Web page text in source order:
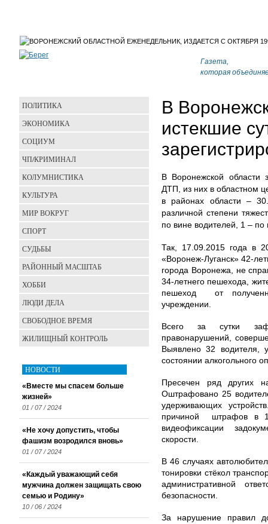
Газета,
которая
В
истекшие
В Воронежской области
ДТП, из них в областном
в районах области –
различной степени
по вине водителей, 1 –
Так, 17.09.2015 года в
«Воронеж-Луганск» 42-
города Воронежа, не
34-летнего пешехода,
пешеход от
учреждении.
Всего за сутки
правонарушений,
Выявлено 32 водителя,
состоянии алкогольного
Пресечен ряд других
Оштрафовано 25
удерживающих
причиной штрафов в
видеофиксации
скорости.
В 46 случаях
тонировки стёкол
административной
безопасности.
За нарушение правил
ПОЛИТИКА
ЭКОНОМИКА
СОЦИУМ
ЧП/КРИМИНАЛ
КОЛУМНИСТИКА
КУЛЬТУРА
МИР ВОКРУГ
СПОРТ
СУДЬБЫ
РАЙОННЫЙ МАСШТАБ
ХОББИ
ЛЮДИ ДЕЛА
СВОБОДНОЕ ВРЕМЯ
ЖИЛИЩНЫЙ КОНТРОЛЬ
НОВОСТИ
«Вместе мы спасем больше
жизней»
01 / 07 / 2024
«Не хочу допустить, чтобы
фашизм возродился вновь»
01 / 07 / 2024
«Каждый уважающий себя
мужчина должен защищать свою
семью и Родину»
10 / 06 / 2024